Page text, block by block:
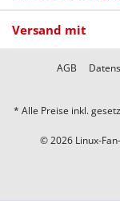
Versand mit
AGB
* Alle Preise inkl.
© 2026 Linux-